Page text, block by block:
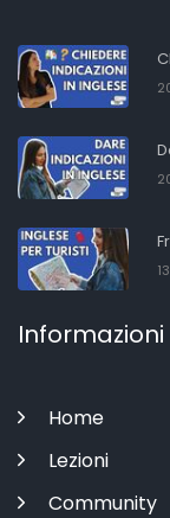
Informazioni
Home
Lezioni
Community